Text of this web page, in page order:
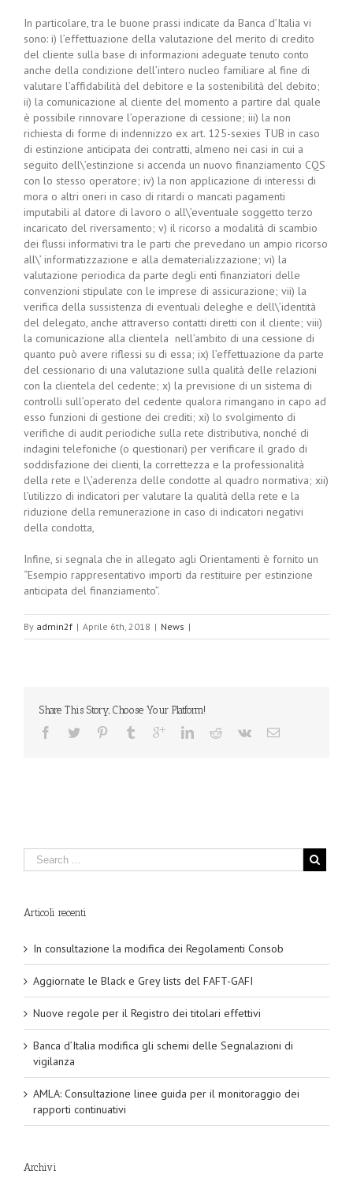
In particolare, tra le buone prassi indicate da Banca d’Italia vi
sono: i) l’effettuazione della valutazione del merito di credito
del cliente sulla base di informazioni adeguate tenuto conto
anche della condizione dell’intero nucleo familiare al fine di
valutare l’affidabilità del debitore e la sostenibilità del debito;
ii) la comunicazione al cliente del momento a partire dal quale
è possibile rinnovare l’operazione di cessione; iii) la non
richiesta di forme di indennizzo ex art. 125-sexies TUB in caso
di estinzione anticipata dei contratti, almeno nei casi in cui a
seguito dell\’estinzione si accenda un nuovo finanziamento CQS
con lo stesso operatore; iv) la non applicazione di interessi di
mora o altri oneri in caso di ritardi o mancati pagamenti
imputabili al datore di lavoro o all\’eventuale soggetto terzo
incaricato del riversamento; v) il ricorso a modalità di scambio
dei flussi informativi tra le parti che prevedano un ampio ricorso
all\’ informatizzazione e alla dematerializzazione; vi) la
valutazione periodica da parte degli enti finanziatori delle
convenzioni stipulate con le imprese di assicurazione; vii) la
verifica della sussistenza di eventuali deleghe e dell\’identità
del delegato, anche attraverso contatti diretti con il cliente; viii)
la comunicazione alla clientela nell’ambito di una cessione di
quanto può avere riflessi su di essa; ix) l’effettuazione da parte
del cessionario di una valutazione sulla qualità delle relazioni
con la clientela del cedente; x) la previsione di un sistema di
controlli sull’operato del cedente qualora rimangano in capo ad
esso funzioni di gestione dei crediti; xi) lo svolgimento di
verifiche di audit periodiche sulla rete distributiva, nonché di
indagini telefoniche (o questionari) per verificare il grado di
soddisfazione dei clienti, la correttezza e la professionalità
della rete e l\’aderenza delle condotte al quadro normativa; xii)
l’utilizzo di indicatori per valutare la qualità della rete e la
riduzione della remunerazione in caso di indicatori negativi
della condotta,
Infine, si segnala che in allegato agli Orientamenti è fornito un
“Esempio rappresentativo importi da restituire per estinzione
anticipata del finanziamento”.
By admin2f | Aprile 6th, 2018 | News |
Share This Story, Choose Your Platform!
Articoli recenti
In consultazione la modifica dei Regolamenti Consob
Aggiornate le Black e Grey lists del FAFT-GAFI
Nuove regole per il Registro dei titolari effettivi
Banca d’Italia modifica gli schemi delle Segnalazioni di
vigilanza
AMLA: Consultazione linee guida per il monitoraggio dei
rapporti continuativi
Archivi